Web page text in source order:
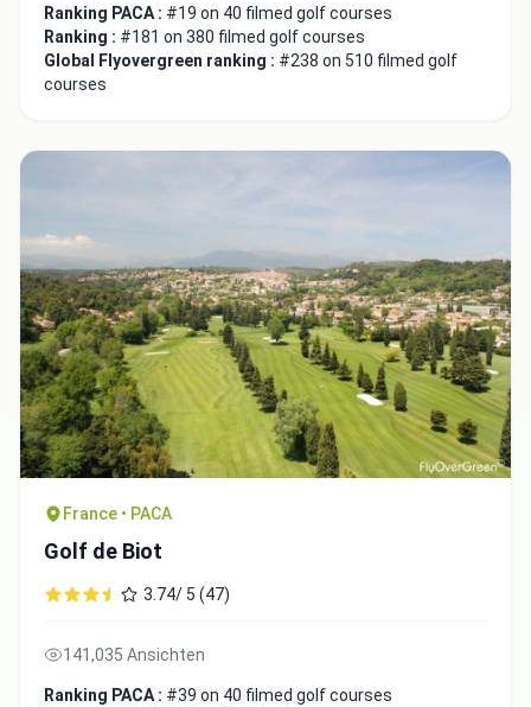
Ranking PACA : #19 on 40 filmed golf courses
Ranking : #181 on 380 filmed golf courses
Global Flyovergreen ranking : #238 on 510 filmed golf
courses
France • PACA
Golf de Biot
3.74/ 5 (47)
141,035 Ansichten
Ranking PACA : #39 on 40 filmed golf courses